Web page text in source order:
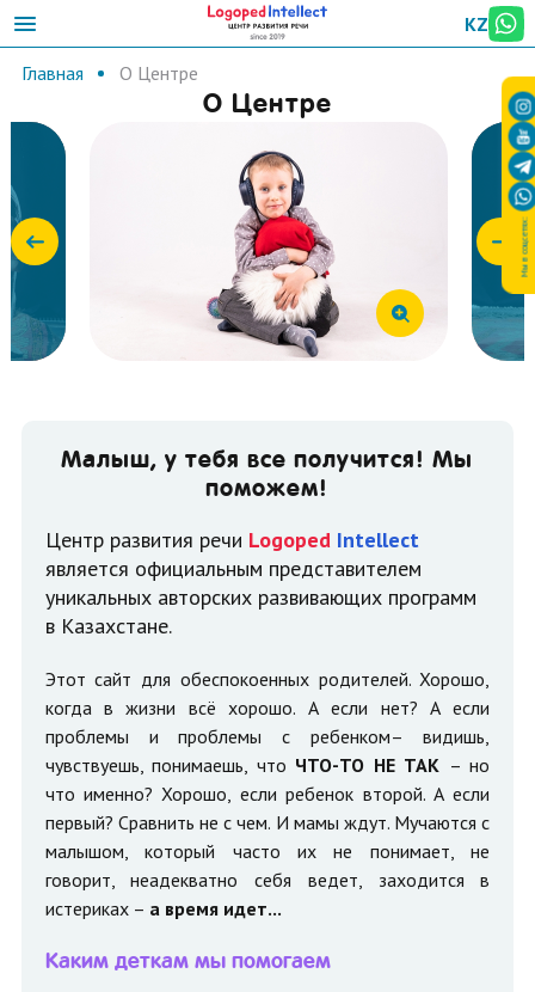
KZ
Мы в соцсетях:
Главная О Центре
О Центре
Малыш, у тебя все получится! Мы
поможем!
Центр развития речи Logoped Intellect
является официальным представителем
уникальных авторских развивающих программ
в Казахстане.
Этот сайт для обеспокоенных родителей. Хорошо,
когда в жизни всё хорошо. А если нет? А если
проблемы и проблемы с ребенком– видишь,
чувствуешь, понимаешь, что ЧТО-ТО НЕ ТАК – но
что именно? Хорошо, если ребенок второй. А если
первый? Сравнить не с чем. И мамы ждут. Мучаются с
малышом, который часто их не понимает, не
говорит, неадекватно себя ведет, заходится в
истериках – а время идет...
Каким деткам мы помогаем